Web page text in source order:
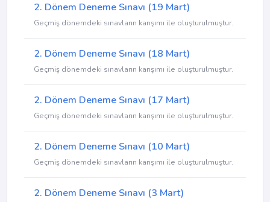
2. Dönem Deneme Sınavı (19 Mart)
Geçmiş dönemdeki sınavların karışımı ile oluşturulmuştur.
2. Dönem Deneme Sınavı (18 Mart)
Geçmiş dönemdeki sınavların karışımı ile oluşturulmuştur.
2. Dönem Deneme Sınavı (17 Mart)
Geçmiş dönemdeki sınavların karışımı ile oluşturulmuştur.
2. Dönem Deneme Sınavı (10 Mart)
Geçmiş dönemdeki sınavların karışımı ile oluşturulmuştur.
2. Dönem Deneme Sınavı (3 Mart)